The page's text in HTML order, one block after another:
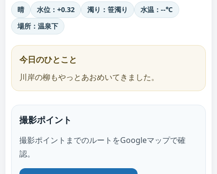
晴 水位：+0.32 濁り：笹濁り
水温：--℃
場所：温泉下
今日のひとこと
川岸の柳もやっとあおめいてきました。
撮影ポイント
撮影ポイントまでのルートをGoogleマップで確
認。